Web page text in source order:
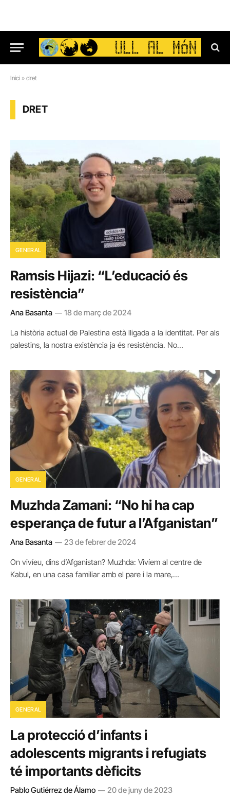
Inici » dret
DRET
GENERAL
Ramsis Hijazi: “L’educació és
resistència”
Ana Basanta 18 de març de 2024
La història actual de Palestina està lligada a la identitat. Per als
palestins, la nostra existència ja és resistència. No…
GENERAL
Muzhda Zamani: “No hi ha cap
esperança de futur a l’Afganistan”
Ana Basanta 23 de febrer de 2024
On vivíeu, dins d’Afganistan? Muzhda: Vivíem al centre de
Kabul, en una casa familiar amb el pare i la mare,…
GENERAL
La protecció d’infants i
adolescents migrants i refugiats
té importants dèficits
Pablo Gutiérrez de Álamo 20 de juny de 2023